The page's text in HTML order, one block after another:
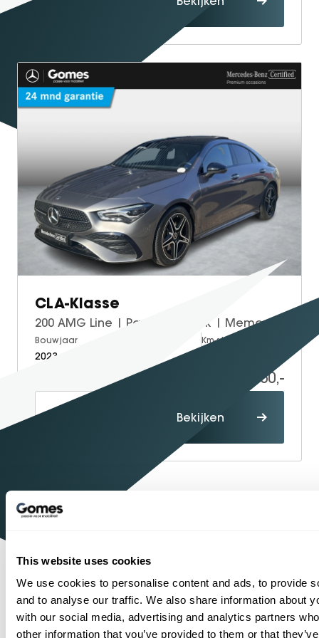
This website uses cookies
We use cookies to personalise content and ads, to provide
and to analyse our traffic. We also share information about
with our social media, advertising and analytics partners
other information that you’ve provided to them or that
CLA-Klasse
200 AMG Line | Panoramadak | Memory | Apple Carplay & Android Auto
Bouwjaar
2023
Km-stand
34.950,-
Bekijken
Sinds1934
One-Stop-